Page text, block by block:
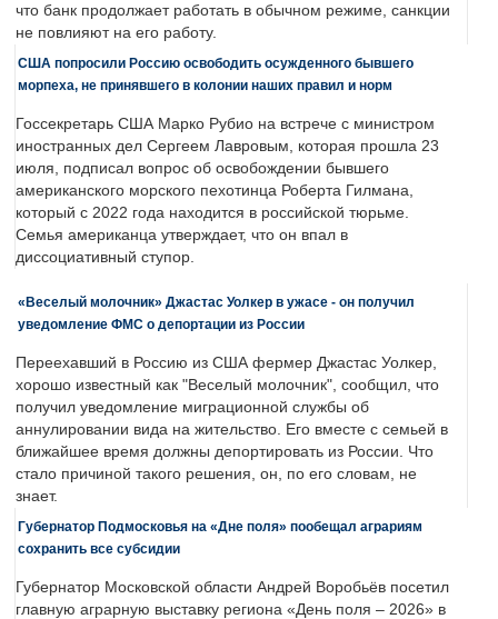
что банк продолжает работать в обычном режиме, санкции
не повлияют на его работу.
США попросили Россию освободить осужденного бывшего
морпеха, не принявшего в колонии наших правил и норм
Госсекретарь США Марко Рубио на встрече с министром
иностранных дел Сергеем Лавровым, которая прошла 23
июля, подписал вопрос об освобождении бывшего
американского морского пехотинца Роберта Гилмана,
который с 2022 года находится в российской тюрьме.
Семья американца утверждает, что он впал в
диссоциативный ступор.
«Веселый молочник» Джастас Уолкер в ужасе - он получил
уведомление ФМС о депортации из России
Переехавший в Россию из США фермер Джастас Уолкер,
хорошо известный как "Веселый молочник", сообщил, что
получил уведомление миграционной службы об
аннулировании вида на жительство. Его вместе с семьей в
ближайшее время должны депортировать из России. Что
стало причиной такого решения, он, по его словам, не
знает.
Губернатор Подмосковья на «Дне поля» пообещал аграриям
сохранить все субсидии
Губернатор Московской области Андрей Воробьёв посетил
главную аграрную выставку региона «День поля – 2026» в